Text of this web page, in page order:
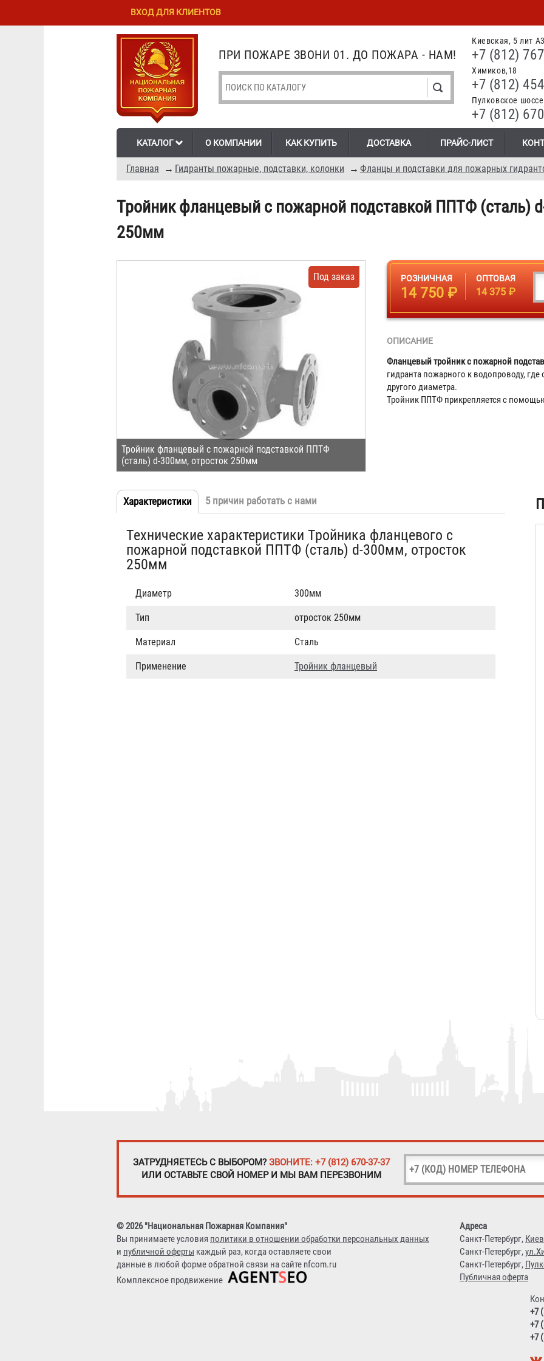
Перейти к
содержанию
Skip to
Киевская, 5 лит А3
+7 (812)
Химиков,18
+7 (812)
Пулковское
+7 (812)
ПРИ ПОЖАРЕ ЗВОНИ 01. ДО ПОЖАРА - НАМ!
КАТАЛОГ О КОМПАНИИ КАК КУПИТЬ ДОСТАВКА ПРАЙС-ЛИСТ
Главная → Гидранты пожарные, подставки, колонки → Фланцы и подставки для пожарных
ВХОД ДЛЯ КЛИЕНТОВ
Тройник фланцевый с пожарной подставкой ППТФ (сталь)
250мм
Тройник фланцевый с пожарной подставкой ППТФ
(сталь) d-300мм, отросток 250мм
Под заказ РОЗНИЧНАЯ
14 750 ₽
ОПТОВАЯ
14 375 ₽
ОПИСАНИЕ
Фланцевый тройник с пожарной
гидранта пожарного к водопроводу,
другого диаметра.
Тройник ППТФ прикрепляется с
Табы
Характеристики (активная
5 причин работать с нами
Технические характеристики Тройника фланцевого с
пожарной подставкой ППТФ (сталь) d-300мм, отросток
250мм
Диаметр 300мм
Тип отросток 250мм
Материал Сталь
Применение Тройник фланцевый
ЗАТРУДНЯЕТЕСЬ С ВЫБОРОМ? ЗВОНИТЕ: +7 (812) 670-37-37
ИЛИ ОСТАВЬТЕ СВОЙ НОМЕР И МЫ ВАМ ПЕРЕЗВОНИМ
© 2026 "Национальная Пожарная Компания"
Вы принимаете условия политики в отношении обработки персональных данных
и публичной оферты каждый раз, когда оставляете свои
данные в любой форме обратной связи на сайте nfcom.ru
Комплексное продвижение
Адреса
Санкт-Петербург,
Санкт-Петербург,
Санкт-Петербург,
Публичная оферта
+7
+7
+7